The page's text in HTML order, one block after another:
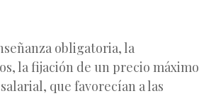
obligatoria, la
la fijación de un precio máximo
que favorecían a las